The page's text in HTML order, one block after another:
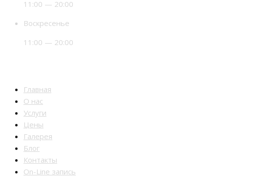
11:00 — 20:00
Воскресенье
11:00 — 20:00
Главная
О нас
Услуги
Цены
Галерея
Блог
Контакты
On-Line запись